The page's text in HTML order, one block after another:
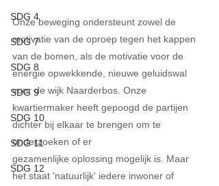
SDG 4
SDG 7
SDG 8
SDG 9
SDG 10
SDG 11
SDG 12
Onze beweging ondersteunt zowel de
motivatie van de oproep tegen het kappen
van de bomen, als de motivatie voor de
energie opwekkende, nieuwe geluidswal
voor de wijk Naarderbos. Onze
kwartiermaker heeft gepoogd de partijen
dichter bij elkaar te brengen om te
onderzoeken of er
gezamenlijke oplossing mogelijk is. Maar
het staat 'natuurlijk' iedere inwoner of